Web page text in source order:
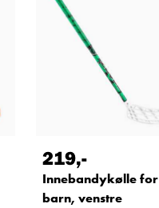
219,-
Innebandykølle for
barn, venstre